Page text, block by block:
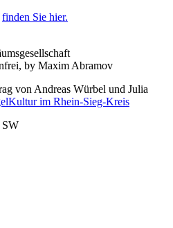
finden Sie hier.
by Maxim Abramov
von Andreas Würbel und Julia
im Rhein-Sieg-Kreis